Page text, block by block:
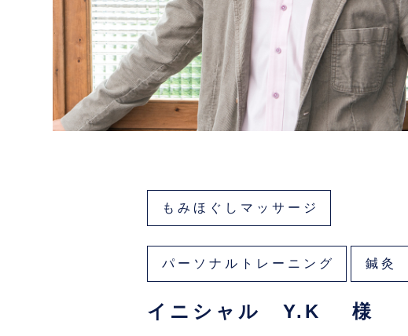
もみほぐしマッサージ
パーソナルトレーニング 鍼灸
イニシャル Y.K 様